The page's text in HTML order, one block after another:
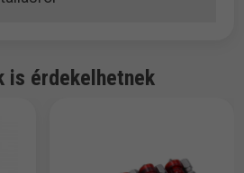
is érdekelhetnek